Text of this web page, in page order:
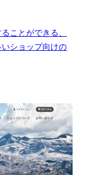
ことができる、
ショップ向けの